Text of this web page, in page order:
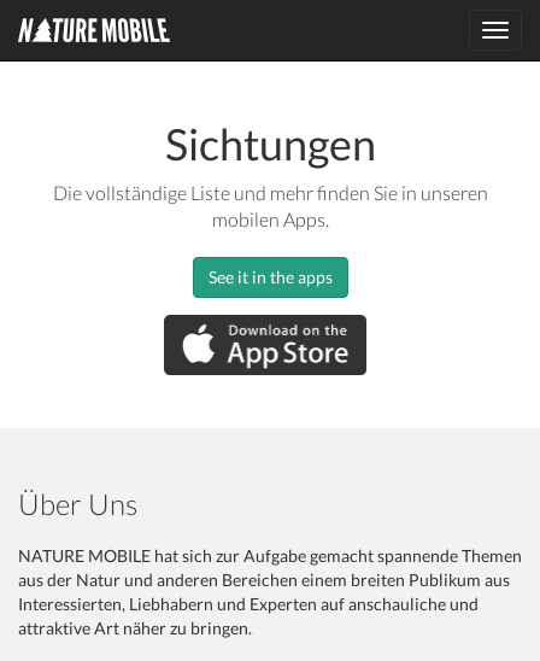
Sichtungen
Die vollständige Liste und mehr finden Sie in unseren
mobilen Apps.
See it in the apps
Über Uns
NATURE MOBILE hat sich zur Aufgabe gemacht spannende Themen
aus der Natur und anderen Bereichen einem breiten Publikum aus
Interessierten, Liebhabern und Experten auf anschauliche und
attraktive Art näher zu bringen.